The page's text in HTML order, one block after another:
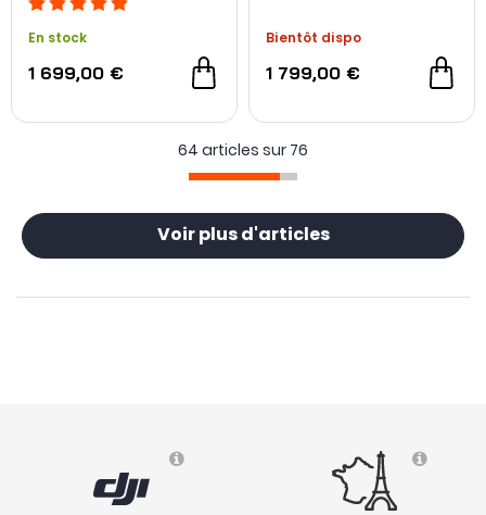
En stock
1 699,00 €
Bientôt dispo
1 799,00 €
64 articles sur 76
Voir plus d'articles